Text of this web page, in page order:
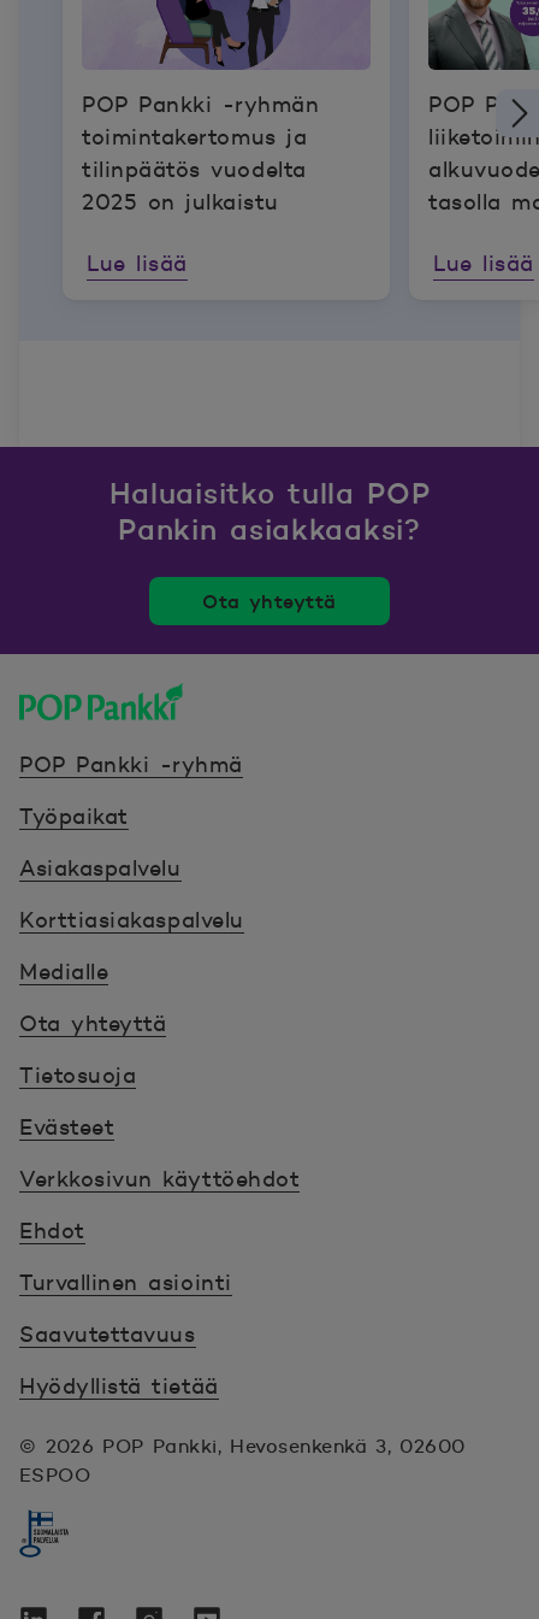
POP Pankki -ryhmän
toimintakertomus ja
tilinpäätös vuodelta
2025 on julkaistu
Lue lisää
POP
tasolla
Lue lisää
Haluaisitko tulla POP
Pankin asiakkaaksi?
Ota yhteyttä
POP Pankki -ryhmä
Työpaikat
Asiakaspalvelu
Korttiasiakaspalvelu
Medialle
Ota yhteyttä
Tietosuoja
Evästeet
Verkkosivun käyttöehdot
Ehdot
Turvallinen asiointi
Saavutettavuus
Hyödyllistä tietää
© 2026 POP Pankki, Hevosenkenkä 3, 02600
ESPOO